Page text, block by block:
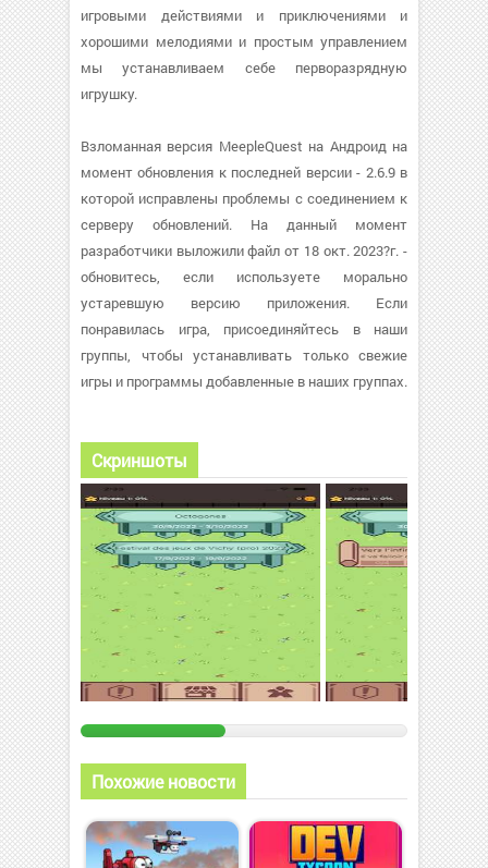
игровыми действиями и приключениями и
хорошими мелодиями и простым управлением
мы устанавливаем себе перворазрядную
игрушку.
Взломанная версия MeepleQuest на Андроид на
момент обновления к последней версии - 2.6.9 в
которой исправлены проблемы с соединением к
серверу обновлений. На данный момент
разработчики выложили файл от 18 окт. 2023?г. -
обновитесь, если используете морально
устаревшую версию приложения. Если
понравилась игра, присоединяйтесь в наши
группы, чтобы устанавливать только свежие
игры и программы добавленные в наших группах.
Скриншоты
Похожие новости